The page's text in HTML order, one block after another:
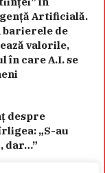
Artificială.
barierele de
valorile,
în care A.I. se
despre
„S-au
dar…”